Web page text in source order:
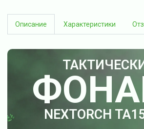
Описание Характеристики
NEXTORCH